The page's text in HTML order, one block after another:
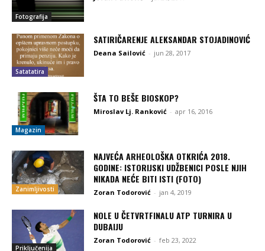
Fotografija
Satatatira
SATIRIČARENJE ALEKSANDAR STOJADINOVIĆ
Deana Sailović - jun 28, 2017
Magazin
ŠTA TO BEŠE BIOSKOP?
Miroslav Lj. Ranković - apr 16, 2016
Zanimljivosti
NAJVEĆA ARHEOLOŠKA OTKRIĆA 2018.
GODINE: ISTORIJSKI UDŽBENICI POSLE NJIH
NIKADA NEĆE BITI ISTI (FOTO)
Zoran Todorović - jan 4, 2019
Priključenija
NOLE U ČETVRTFINALU ATP TURNIRA U
DUBAIJU
Zoran Todorović - feb 23, 2022